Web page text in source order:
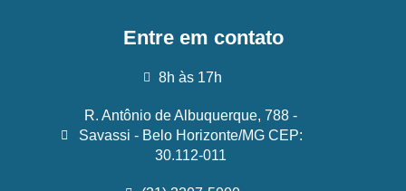
Entre em contato
8h às 17h
R. Antônio de Albuquerque, 788 -
Savassi - Belo Horizonte/MG CEP:
30.112-011